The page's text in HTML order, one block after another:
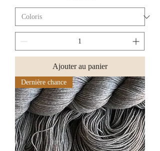
Ajouter au panier
Dernière chance